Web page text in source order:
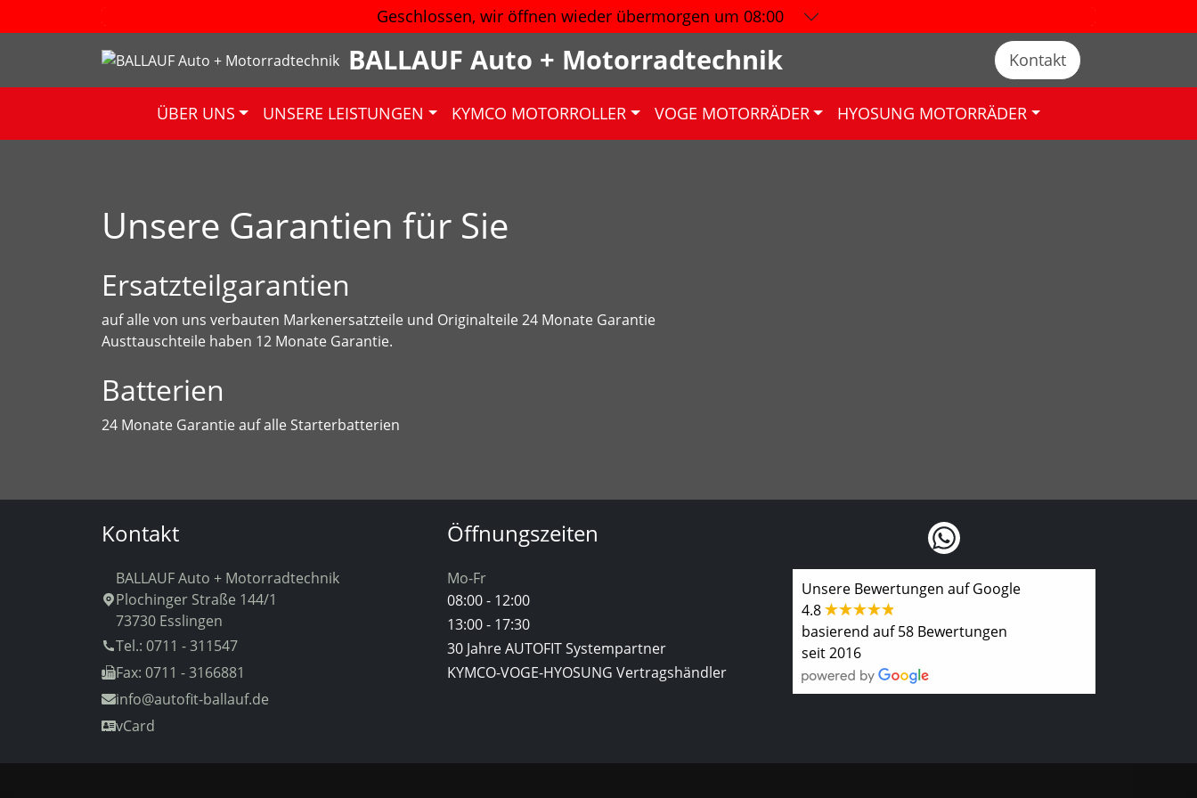
Geschlossen, wir öffnen wieder übermorgen um 08:00
BALLAUF Auto + Motorradtechnik Kontakt
ÜBER UNS UNSERE LEISTUNGEN KYMCO MOTORROLLER VOGE MOTORRÄDER HYOSUNG MOTORRÄDER
Unsere Garantien für Sie
Ersatzteilgarantien
auf alle von uns verbauten Markenersatzteile und Originalteile 24 Monate Garantie
Austtauschteile haben 12 Monate Garantie.
Batterien
24 Monate Garantie auf alle Starterbatterien
Kontakt
BALLAUF Auto + Motorradtechnik
Plochinger Straße 144/1
73730 Esslingen
Tel.: 0711 - 311547
Fax: 0711 - 3166881
info@autofit-ballauf.de
vCard
Öffnungszeiten
Mo-Fr
08:00 - 12:00
13:00 - 17:30
30 Jahre AUTOFIT Systempartner
KYMCO-VOGE-HYOSUNG Vertragshändler
Unsere Bewertungen auf Google
4.8
basierend auf 58 Bewertungen
seit 2016